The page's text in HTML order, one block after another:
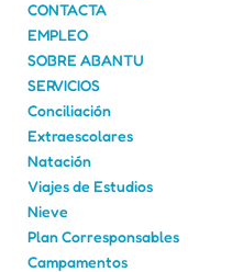
CONTACTA
EMPLEO
SOBRE ABANTU
SERVICIOS
Conciliación
Extraescolares
Natación
Viajes de Estudios
Nieve
Plan Corresponsables
Campamentos